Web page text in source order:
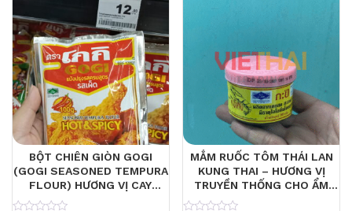
BỘT CHIÊN GIÒN GOGI
(GOGI SEASONED TEMPURA
FLOUR) HƯƠNG VỊ CAY
NÓNG (HOT & SPICY),
MẮM RUỐC TÔM THÁI LAN
KUNG THAI – HƯƠNG VỊ
TRUYỀN THỐNG CHO ẨM